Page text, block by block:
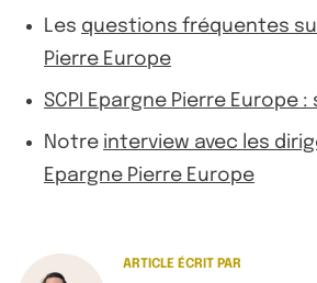
Les questions fréquentes
Pierre Europe
SCPI Epargne Pierre Europe
Notre interview avec les
Epargne Pierre Europe
ARTICLE ÉCRIT PAR